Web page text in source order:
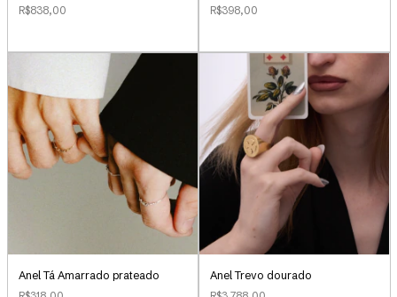
R$838,00
R$398,00
Anel Tá Amarrado prateado
Anel Trevo dourado